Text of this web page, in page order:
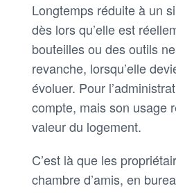
Longtemps réduite à un
dès lors qu’elle est
bouteilles ou des outils
revanche, lorsqu’elle
évoluer. Pour
compte, mais son usage
valeur du logement.
C’est là que les
chambre d’amis, en